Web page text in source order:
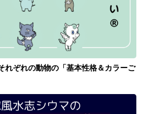
れぞれの動物の「基本性格＆カラーご